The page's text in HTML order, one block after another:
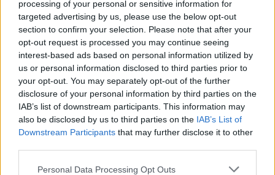
processing of your personal or sensitive information for
targeted advertising by us, please use the below opt-out
section to confirm your selection. Please note that after your
opt-out request is processed you may continue seeing
interest-based ads based on personal information utilized by
us or personal information disclosed to third parties prior to
your opt-out. You may separately opt-out of the further
disclosure of your personal information by third parties on the
IAB’s list of downstream participants. This information may
also be disclosed by us to third parties on the IAB’s List of
Downstream Participants that may further disclose it to other
Personal Data Processing Opt Outs
Sveikata
Išrinktas Jūrininkų
poliklinikos vadovas(9)
Sveikata
Patekti pas vaikų
kardiologą - misija
neįmanoma?(1)